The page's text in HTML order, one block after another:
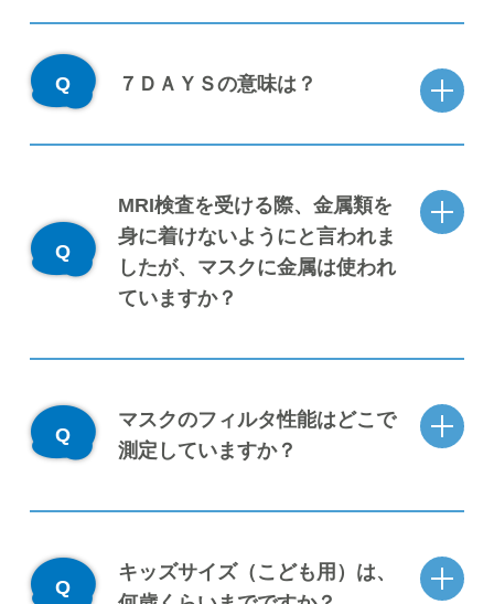
７ＤＡＹＳの意味は？
MRI検査を受ける際、金属類を
身に着けないようにと言われま
したが、マスクに金属は使われ
ていますか？
マスクのフィルタ性能はどこで
測定していますか？
キッズサイズ（こども用）は、